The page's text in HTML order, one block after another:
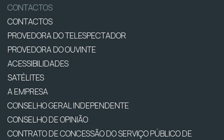
CONTACTOS
CONTACTOS
PROVEDORA DO TELESPECTADOR
PROVEDORA DO OUVINTE
ACESSIBILIDADES
SATÉLITES
A EMPRESA
CONSELHO GERAL INDEPENDENTE
CONSELHO DE OPINIÃO
CONTRATO DE CONCESSÃO DO SERVIÇO PÚBLICO DE